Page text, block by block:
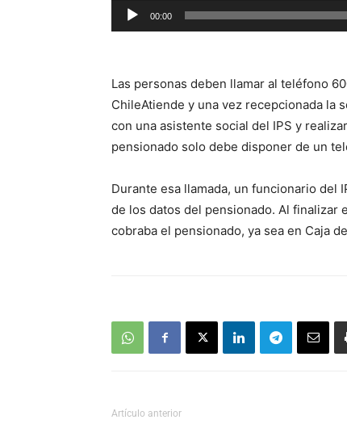
Reproductor
de
00:00
Las personas deben llamar al teléfono
ChileAtiende y una vez recepcionada la
con una asistente social del IPS y
pensionado solo debe disponer de un
Durante esa llamada, un funcionario del
de los datos del pensionado. Al finalizar
cobraba el pensionado, ya sea en Caja
Artículo anterior